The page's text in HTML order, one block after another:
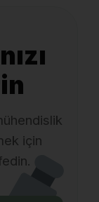
için